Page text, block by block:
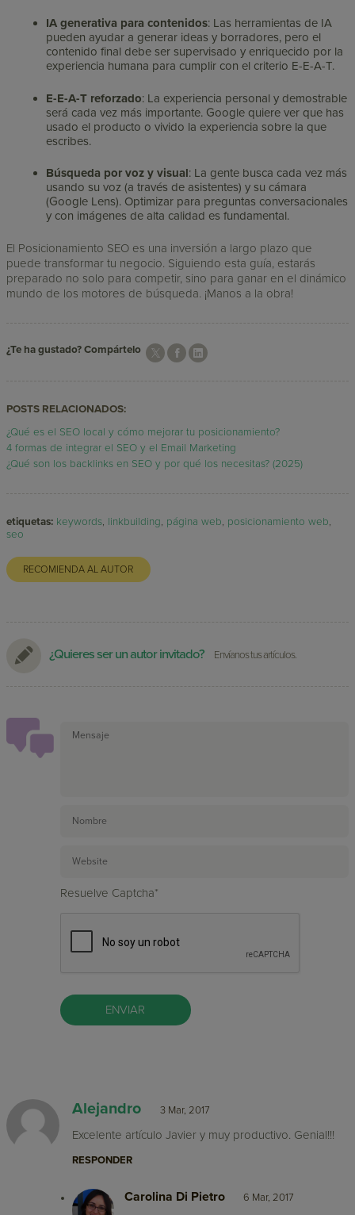
IA generativa para contenidos: Las herramientas de IA
pueden ayudar a generar ideas y borradores, pero el
contenido final debe ser supervisado y enriquecido por la
experiencia humana para cumplir con el criterio E-E-A-T.
E-E-A-T reforzado: La experiencia personal y demostrable
será cada vez más importante. Google quiere ver que has
usado el producto o vivido la experiencia sobre la que
escribes.
Búsqueda por voz y visual: La gente busca cada vez más
usando su voz (a través de asistentes) y su cámara
(Google Lens). Optimizar para preguntas conversacionales
y con imágenes de alta calidad es fundamental.
El Posicionamiento SEO es una inversión a largo plazo que
puede transformar tu negocio. Siguiendo esta guía, estarás
preparado no solo para competir, sino para ganar en el dinámico
mundo de los motores de búsqueda. ¡Manos a la obra!
¿Te ha gustado? Compártelo
POSTS RELACIONADOS:
¿Qué es el SEO local y cómo mejorar tu posicionamiento?
4 formas de integrar el SEO y el Email Marketing
¿Qué son los backlinks en SEO y por qué los necesitas? (2025)
etiquetas: keywords, linkbuilding, página web, posicionamiento web,
seo
RECOMIENDA AL AUTOR
¿Quieres ser un autor invitado? Envíanos tus artículos.
Resuelve Captcha*
Alejandro 3 Mar, 2017
Excelente artículo Javier y muy productivo. Genial!!!
RESPONDER
Carolina Di Pietro 6 Mar, 2017